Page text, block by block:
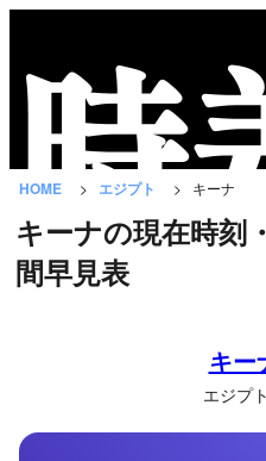
HOME エジプト キーナ
キーナの現在時刻
間早見表
キー
エジプ
な
と
は？